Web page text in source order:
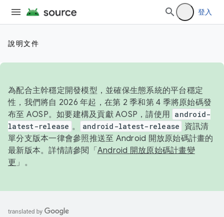
登入
說明文件
為配合主幹穩定開發模型，並確保生態系統的平台穩定
性，我們將自 2026 年起，在第 2 季和第 4 季將原始碼發
布至 AOSP。如要建構及貢獻 AOSP，請使用 android-
latest-release 。 android-latest-release
資訊清
單分支版本一律會參照推送至 Android 開放原始碼計畫的
最新版本。詳情請參閱「 Android 開放原始碼計畫變
更 」。